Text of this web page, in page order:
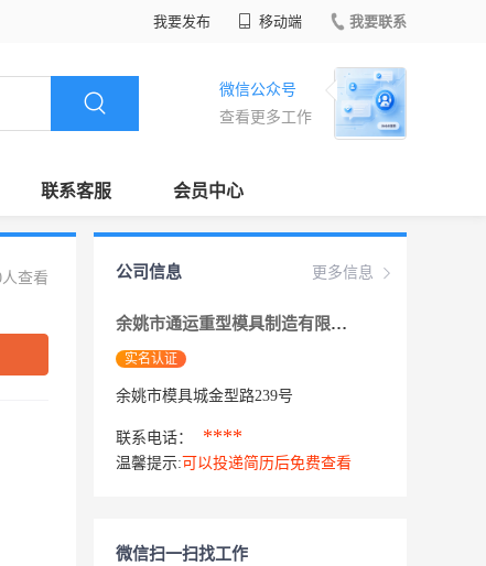
我要发布 移动端 我要联系
微信公众号
查看更多工作
联系客服 会员中心
人查看 更多信息
公司信息
余姚市通运重型模具制造有限公司
实名认证
余姚市模具城金型路239号
联系电话： ****
温馨提示: 可以投递简历后免费查看
微信扫一扫找工作